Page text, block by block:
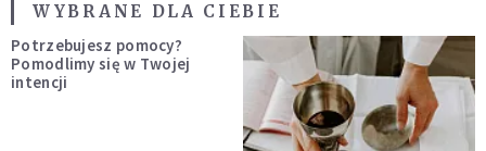
WYBRANE DLA CIEBIE
Potrzebujesz pomocy?
Pomodlimy się w Twojej
intencji